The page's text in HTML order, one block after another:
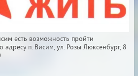
есть возможность пройти
п. Висим, ул. Розы Люксенбург, 8